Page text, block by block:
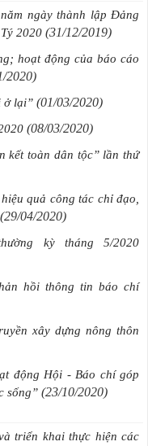
ngày thành lập Đảng
2020 (31/12/2019)
hoạt động của báo cáo
2020)
ở lại” (01/03/2020)
(08/03/2020)
kết toàn dân tộc” lần thứ
quả công tác chỉ đạo,
(29/04/2020)
kỳ tháng 5/2020
hồi thông tin báo chí
xây dựng nông thôn
động Hội - Báo chí góp
sống” (23/10/2020)
triển khai thực hiện các